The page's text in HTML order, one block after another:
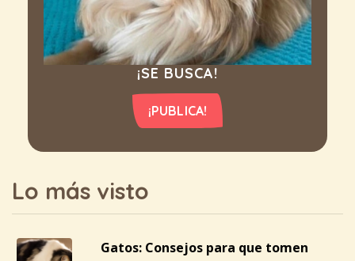
¡SE BUSCA!
¡PUBLICA!
Lo más visto
Gatos: Consejos para que tomen